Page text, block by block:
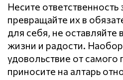
Несите
превращайте их в
для себя, не
жизни и радости.
удовольствие от самого
приносите на алтарь